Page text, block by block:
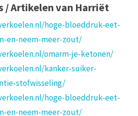
/ Artikelen van Harriët
hoge-bloeddruk-eet-
en-neem-meer-zout/
omarm-je-ketonen/
kanker-suiker-
stofwisseling/
hoge-bloeddruk-eet-
en-neem-meer-zout/